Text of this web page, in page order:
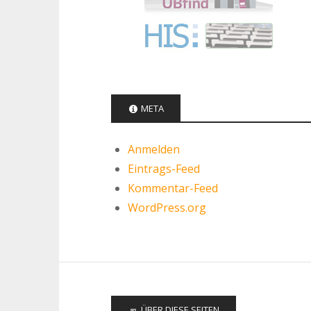
META
Anmelden
Eintrags-Feed
Kommentar-Feed
WordPress.org